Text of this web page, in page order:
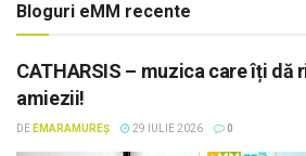
Bloguri eMM recente
CATHARSIS – muzica care îți dă
amiezii!
DE EMARAMUREȘ 29 IULIE 2026 0